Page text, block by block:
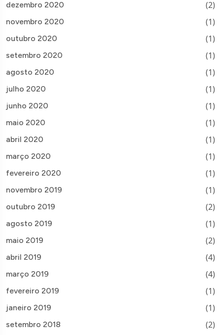
dezembro 2020 (2)
novembro 2020 (1)
outubro 2020 (1)
setembro 2020 (1)
agosto 2020 (1)
julho 2020 (1)
junho 2020 (1)
maio 2020 (1)
abril 2020 (1)
março 2020 (1)
fevereiro 2020 (1)
novembro 2019 (1)
outubro 2019 (2)
agosto 2019 (1)
maio 2019 (2)
abril 2019 (4)
março 2019 (4)
fevereiro 2019 (1)
janeiro 2019 (1)
setembro 2018 (2)